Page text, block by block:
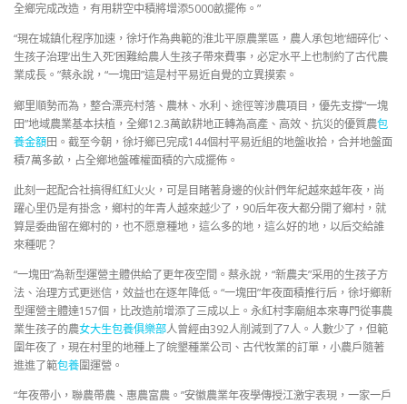
全鄉完成改造，有用耕空中積將增添5000畝擺佈。”
“現在城鎮化程序加速，徐圩作為典範的淮北平原農業區，農人承包地‘細碎化’、
生孩子治理‘出生入死’困難給農人生孩子帶來費事，必定水平上也制約了古代農
業成長。”蔡永說，“一塊田”這是村平易近自覺的立異摸索。
鄉里順勢而為，整合漂亮村落、農林、水利、途徑等涉農項目，優先支撐“一塊
田”地域農業基本扶植，全鄉12.3萬畝耕地正轉為高產、高效、抗災的優質農包
養金額田。截至今朝，徐圩鄉已完成144個村平易近組的地盤收拾，合并地盤面
積7萬多畝，占全鄉地盤確權面積的六成擺佈。
此刻一起配合社搞得紅紅火火，可是目睹著身邊的伙計們年紀越來越年夜，尚
躍心里仍是有掛念，鄉村的年青人越來越少了，90后年夜大都分開了鄉村，就
算是委曲留在鄉村的，也不愿意種地，這么多的地，這么好的地，以后交給誰
來種呢？
“一塊田”為新型運營主體供給了更年夜空間。蔡永說，“新農夫”采用的生孩子方
法、治理方式更迷信，效益也在逐年降低。“一塊田”年夜面積推行后，徐圩鄉新
型運營主體達157個，比改造前增添了三成以上。永紅村李廟組本來專門從事農
業生孩子的農女大生包養俱樂部人曾經由392人削減到了7人。人數少了，但範
圍年夜了，現在村里的地種上了皖墾種業公司、古代牧業的訂單，小農戶隨著
進進了範包養圍運營。
“年夜帶小，聯農帶農、惠農富農。”安徽農業年夜學傳授江激宇表現，一家一戶